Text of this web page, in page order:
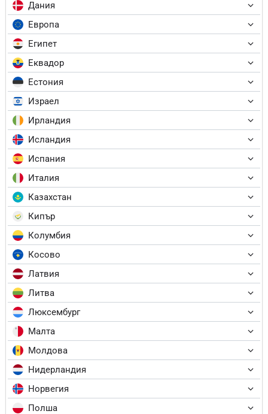
Дания
Европа
Египет
Еквадор
Естония
Израел
Ирландия
Исландия
Испания
Италия
Казахстан
Кипър
Колумбия
Косово
Латвия
Литва
Люксембург
Малта
Молдова
Нидерландия
Норвегия
Полша